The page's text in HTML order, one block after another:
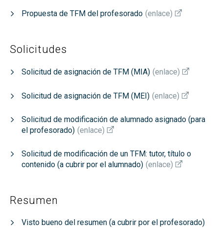
Propuesta de TFM del profesorado (enlace)
Solicitudes
Solicitud de asignación de TFM (MIA) (enlace)
Solicitud de asignación de TFM (MEI) (enlace)
Solicitud de modificación de alumnado asignado (para
el profesorado) (enlace)
Solicitud de modificación de un TFM: tutor, título o
contenido (a cubrir por el alumnado) (enlace)
Resumen
Visto bueno del resumen (a cubrir por el profesorado)